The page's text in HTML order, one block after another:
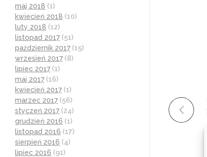
maj 2018 (1)
kwiecień 2018 (10)
luty 2018 (12)
listopad 2017 (51)
październik 2017 (15)
wrzesień 2017 (8)
lipiec 2017 (1)
maj 2017 (16)
kwiecień 2017 (1)
marzec 2017 (56)
styczeń 2017 (24)
grudzień 2016 (1)
listopad 2016 (17)
sierpień 2016 (4)
lipiec 2016 (91)